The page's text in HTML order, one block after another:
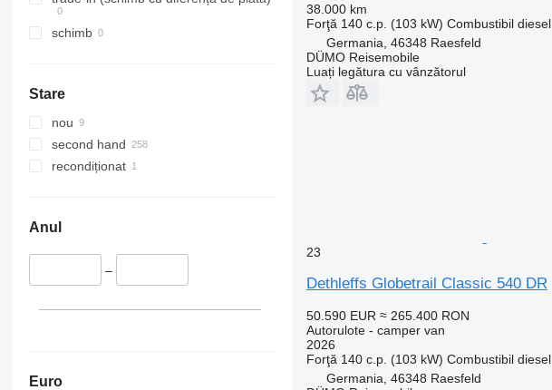
schimb
Stare
nou
second hand
recondiționat
Anul
–
Euro
38.000 km
Forţă 140 c.p. (103 kW) Combustibil diesel
Germania, 46348 Raesfeld
DÜMO Reisemobile
Luați legătura cu vânzătorul
23
Dethleffs Globetrail Classic 540 DR
50.590 EUR ≈ 265.400 RON
Autorulote - camper van
2026
Forţă 140 c.p. (103 kW) Combustibil diesel
Germania, 46348 Raesfeld